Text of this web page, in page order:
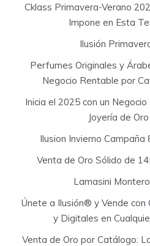
Cklass Primavera-Verano
Impone en Esta
Ilusión
Perfumes Originales y
Negocio Rentable por
Inicia el 2025 con un
Joyería de
Ilusion Invierno Campaña
Venta de Oro Sólido de
Lamasini
Únete a Ilusión® y Vende
y Digitales en
Venta de Oro por Catálogo: